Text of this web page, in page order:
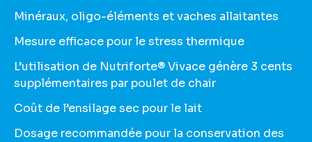
Minéraux, oligo-éléments et vaches allaitantes
Mesure efficace pour le stress thermique
L’utilisation de Nutriforte® Vivace génère 3 cents
supplémentaires par poulet de chair
Coût de l’ensilage sec pour le lait
Dosage recommandée pour la conservation des